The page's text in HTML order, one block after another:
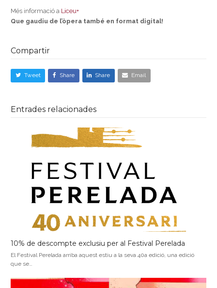
Més informació a Liceu+
Que gaudiu de l’òpera també en format digital!
Compartir
Tweet Share Share Email
Entrades relacionades
10% de descompte exclusiu per al Festival Perelada
El Festival Perelada arriba aquest estiu a la seva 40a edició, una edició
que se…